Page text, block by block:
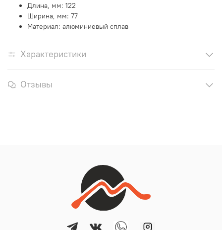
Длина, мм: 122
Ширина, мм: 77
Материал: алюминиевый сплав
Характеристики
Отзывы